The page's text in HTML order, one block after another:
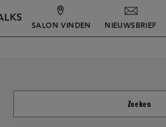
SALON VINDEN NIEUWSBRIEF
Zoeken